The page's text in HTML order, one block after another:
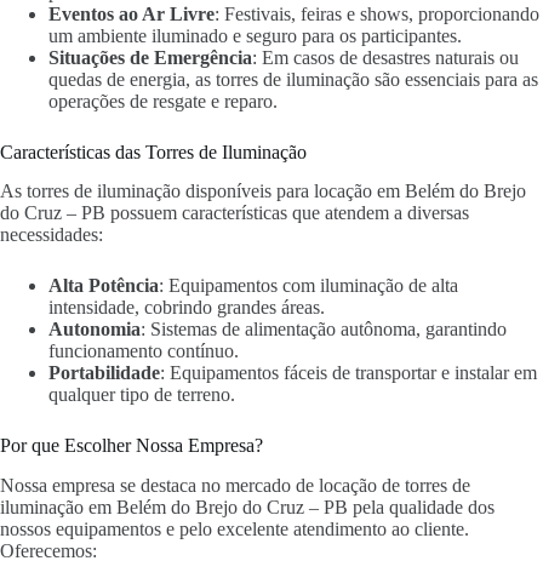
Eventos ao Ar Livre: Festivais, feiras e shows, proporcionando
um ambiente iluminado e seguro para os participantes.
Situações de Emergência: Em casos de desastres naturais ou
quedas de energia, as torres de iluminação são essenciais para as
operações de resgate e reparo.
Características das Torres de Iluminação
As torres de iluminação disponíveis para locação em Belém do Brejo
do Cruz – PB possuem características que atendem a diversas
necessidades:
Alta Potência: Equipamentos com iluminação de alta
intensidade, cobrindo grandes áreas.
Autonomia: Sistemas de alimentação autônoma, garantindo
funcionamento contínuo.
Portabilidade: Equipamentos fáceis de transportar e instalar em
qualquer tipo de terreno.
Por que Escolher Nossa Empresa?
Nossa empresa se destaca no mercado de locação de torres de
iluminação em Belém do Brejo do Cruz – PB pela qualidade dos
nossos equipamentos e pelo excelente atendimento ao cliente.
Oferecemos: